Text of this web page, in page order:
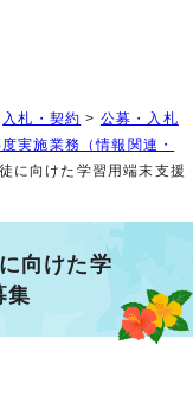
入札・契約 > 公募・入札
実施業務（情報関連・
に向けた学習用端末支援
向けた学
集